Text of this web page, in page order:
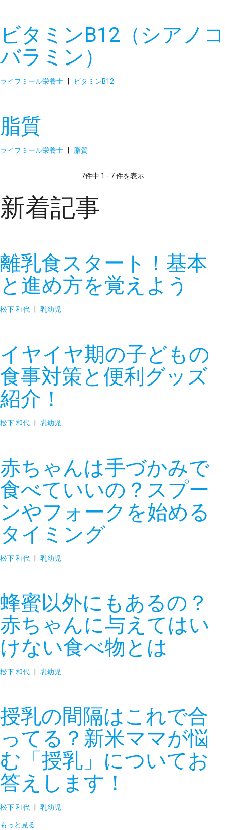
ビタミンB12（シアノコ
バラミン）
ライフミール栄養士 | ビタミンB12
脂質
ライフミール栄養士 | 脂質
7件中 1 - 7 件を表示
新着記事
離乳食スタート！基本
と進め方を覚えよう
松下 和代 乳幼児
イヤイヤ期の子どもの
食事対策と便利グッズ
紹介！
松下 和代 | 乳幼児
赤ちゃんは手づかみで
食べていいの？スプー
ンやフォークを始める
タイミング
松下 和代 | 乳幼児
蜂蜜以外にもあるの？
赤ちゃんに与えてはい
けない食べ物とは
松下 和代 | 乳幼児
授乳の間隔はこれで合
ってる？新米ママが悩
む「授乳」についてお
答えします！
松下 和代 | 乳幼児
もっと見る